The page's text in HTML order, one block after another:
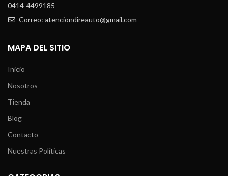
0414-4499185
Correo: atenciondireauto@gmail.com
MAPA DEL SITIO
Inicio
Nosotros
Tienda
Blog
Contacto
Nuestras Políticas